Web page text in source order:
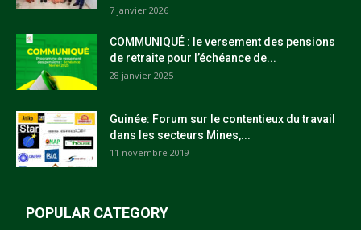
7 janvier 2026
COMMUNIQUÉ : le versement des pensions
de retraite pour l’échéance de...
28 janvier 2025
Guinée: Forum sur le contentieux du travail
dans les secteurs Mines,...
11 novembre 2019
POPULAR CATEGORY